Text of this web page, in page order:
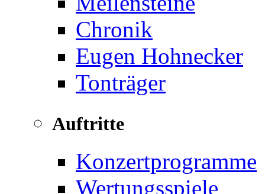
Chronik
Eugen Hohnecker
Tonträger
Auftritte
Konzertprogramme
Wertungsspiele